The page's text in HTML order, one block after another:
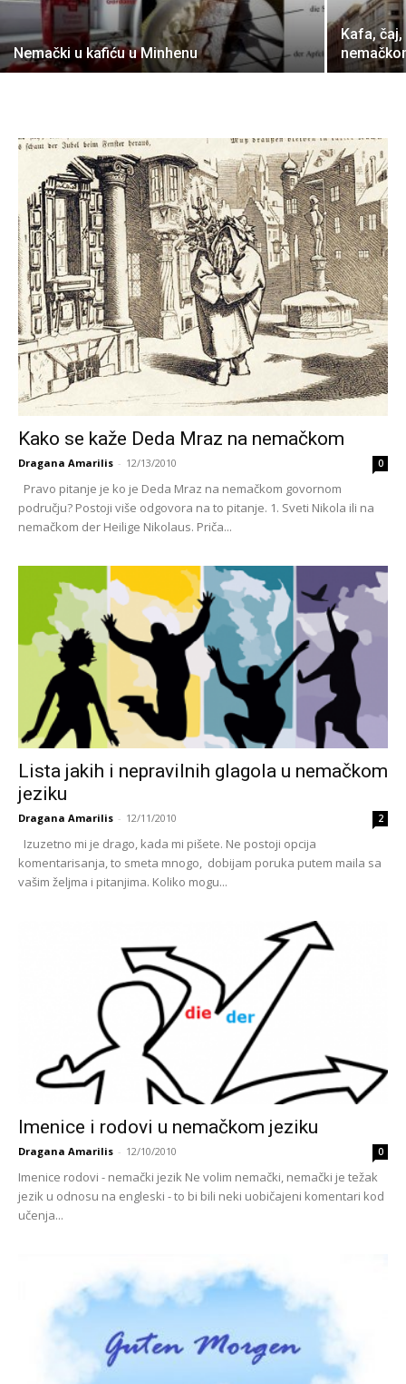
Nemački u kafiću u Minhenu
Kafa,
Kako se kaže Deda Mraz na nemačkom
Dragana Amarilis - 12/13/2010 0
Pravo pitanje je ko je Deda Mraz na nemačkom govornom
području? Postoji više odgovora na to pitanje. 1. Sveti Nikola ili na
nemačkom der Heilige Nikolaus. Priča...
Lista jakih i nepravilnih glagola u nemačkom
jeziku
Dragana Amarilis - 12/11/2010 2
Izuzetno mi je drago, kada mi pišete. Ne postoji opcija
komentarisanja, to smeta mnogo, dobijam poruka putem maila sa
vašim željma i pitanjima. Koliko mogu...
Imenice i rodovi u nemačkom jeziku
Dragana Amarilis - 12/10/2010 0
Imenice rodovi - nemački jezik Ne volim nemački, nemački je težak
jezik u odnosu na engleski - to bi bili neki uobičajeni komentari kod
učenja...